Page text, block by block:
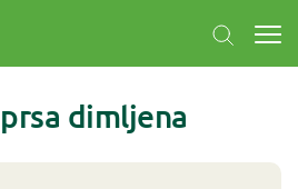
dimljena